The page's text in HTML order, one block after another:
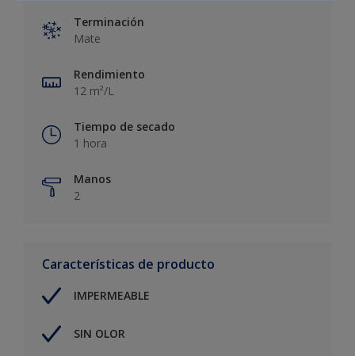
Terminación
Mate
Rendimiento
12 m²/L
Tiempo de secado
1 hora
Manos
2
Características de producto
IMPERMEABLE
SIN OLOR